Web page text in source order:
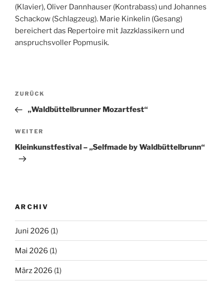
(Klavier), Oliver Dannhauser (Kontrabass) und Johannes
Schackow (Schlagzeug). Marie Kinkelin (Gesang)
bereichert das Repertoire mit Jazzklassikern und
anspruchsvoller Popmusik.
Beitragsnavigation
Vorheriger
Beitrag
ZURÜCK
„Waldbüttelbrunner Mozartfest“
Nächster
Beitrag
WEITER
Kleinkunstfestival – „Selfmade by Waldbüttelbrunn“
ARCHIV
Juni 2026 (1)
Mai 2026 (1)
März 2026 (1)